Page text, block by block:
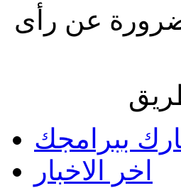
عن رأى
ببرامجك
اخر الاخبار